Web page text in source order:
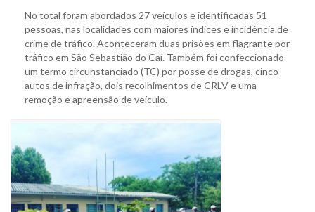
No total foram abordados 27 veículos e identificadas 51
pessoas, nas localidades com maiores índices e incidência de
crime de tráfico. Aconteceram duas prisões em flagrante por
tráfico em São Sebastião do Caí. Também foi confeccionado
um termo circunstanciado (TC) por posse de drogas, cinco
autos de infração, dois recolhimentos de CRLV e uma
remoção e apreensão de veículo.